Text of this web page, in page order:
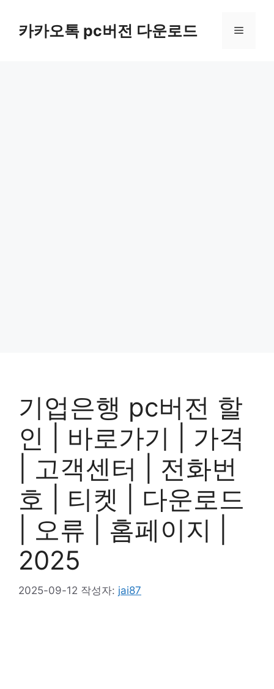
카카오톡 pc버전 다운로드 메
기업은행 pc버전 할
인 | 바로가기 | 가격
| 고객센터 | 전화번
호 | 티켓 | 다운로드
| 오류 | 홈페이지 |
2025
2025-09-12 작성자: jai87